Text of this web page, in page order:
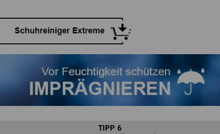
etwas Neutralseife. Schrubben Sie dabei in langsamen und
gleichmäßigen Bewegungen ohne zu viel Druck. Auch
Wasser- oder Schneeränder sollten direkt behandelt werden,
solange die Schuhe noch feucht sind.
TIPP 6